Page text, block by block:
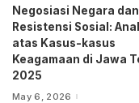
Negosiasi Negara dan
Resistensi Sosial:
atas Kasus-kasus
Keagamaan di Jawa
2025
May 6, 2026